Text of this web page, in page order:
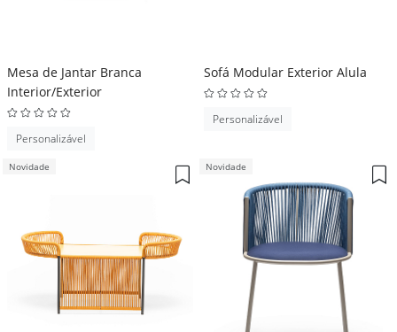
Mesa de Jantar Branca
Interior/Exterior
Personalizável
Sofá Modular Exterior Alula
Personalizável
Novidade Novidade